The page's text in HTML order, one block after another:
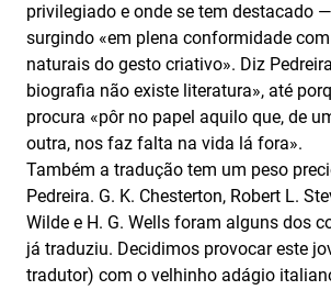
privilegiado e onde se tem destacado
surgindo «em plena conformidade
naturais do gesto criativo». Diz
biografia não existe literatura», até
procura «pôr no papel aquilo que, de
outra, nos faz falta na vida lá fora».
Também a tradução tem um peso
Pedreira. G. K. Chesterton, Robert L.
Wilde e H. G. Wells foram alguns dos
já traduziu. Decidimos provocar este
tradutor) com o velhinho adágio